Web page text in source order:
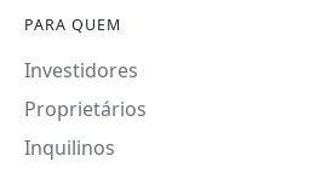
PARA QUEM
Investidores
Proprietários
Inquilinos